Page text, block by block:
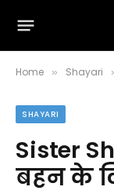
Home » Shayari
SHAYARI
Sister
बहन के